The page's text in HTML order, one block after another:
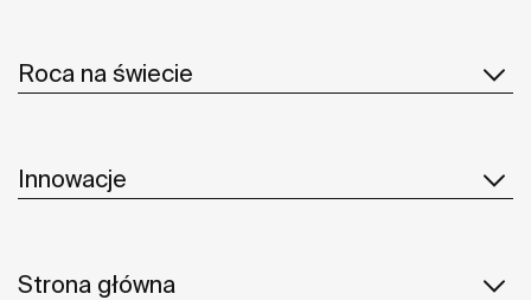
Roca na świecie
Innowacje
Strona główna